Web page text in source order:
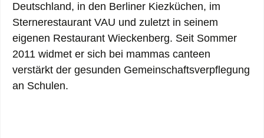
Deutschland, in den Berliner Kiezküchen, im
Sternerestaurant VAU und zuletzt in seinem
eigenen Restaurant Wieckenberg. Seit Sommer
2011 widmet er sich bei mammas canteen
verstärkt der gesunden Gemeinschaftsverpflegung
an Schulen.